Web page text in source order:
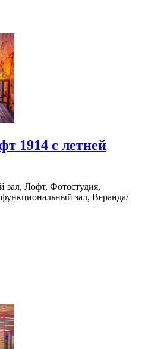
1914 с летней
зал, Лофт, Фотостудия,
зал, Веранда/